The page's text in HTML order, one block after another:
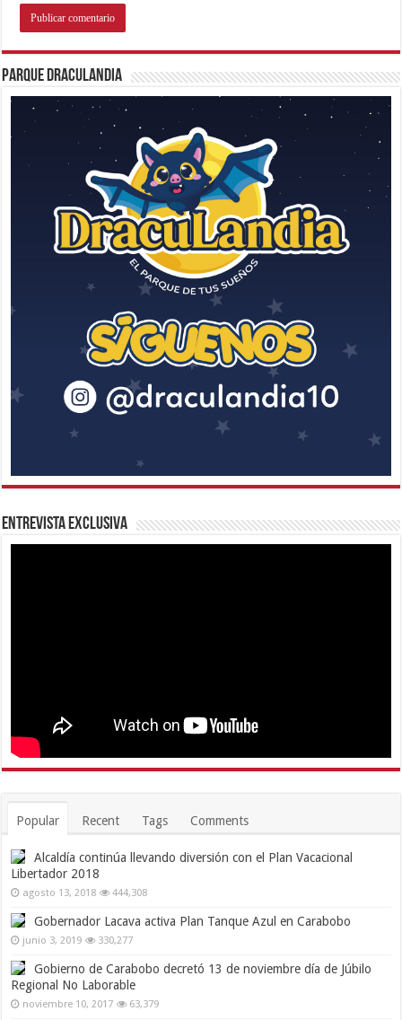
Parque Draculandia
Entrevista Exclusiva
Popular Recent Tags Comments
Alcaldía continúa llevando diversión con el Plan Vacacional
Libertador 2018
agosto 13, 2018 444,308
Gobernador Lacava activa Plan Tanque Azul en Carabobo
junio 3, 2019 330,277
Gobierno de Carabobo decretó 13 de noviembre día de Júbilo
Regional No Laborable
noviembre 10, 2017 63,379